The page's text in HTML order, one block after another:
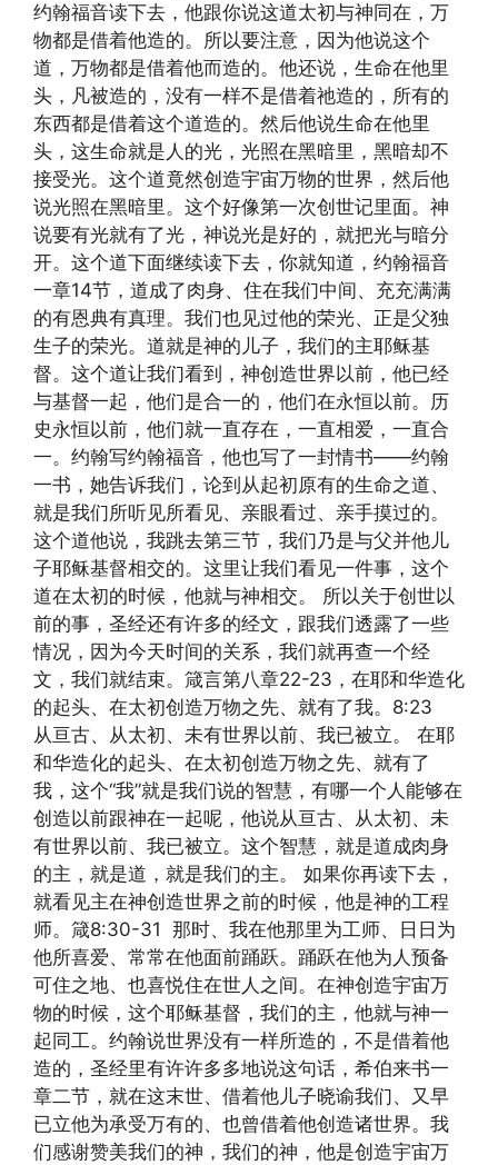
约翰福音读下去，他跟你说这道太初与神同在，万
物都是借着他造的。所以要注意，因为他说这个
道，万物都是借着他而造的。他还说，生命在他里
头，凡被造的，没有一样不是借着祂造的，所有的
东西都是借着这个道造的。然后他说生命在他里
头，这生命就是人的光，光照在黑暗里，黑暗却不
接受光。这个道竟然创造宇宙万物的世界，然后他
说光照在黑暗里。这个好像第一次创世记里面。神
说要有光就有了光，神说光是好的，就把光与暗分
开。这个道下面继续读下去，你就知道，约翰福音
一章14节，道成了肉身、住在我们中间、充充满满
的有恩典有真理。我们也见过他的荣光、正是父独
生子的荣光。道就是神的儿子，我们的主耶稣基
督。这个道让我们看到，神创造世界以前，他已经
与基督一起，他们是合一的，他们在永恒以前。历
史永恒以前，他们就一直存在，一直相爱，一直合
一。约翰写约翰福音，他也写了一封情书——约翰
一书，她告诉我们，论到从起初原有的生命之道、
就是我们所听见所看见、亲眼看过、亲手摸过的。
这个道他说，我跳去第三节，我们乃是与父并他儿
子耶稣基督相交的。这里让我们看见一件事，这个
道在太初的时候，他就与神相交。 所以关于创世以
前的事，圣经还有许多的经文，跟我们透露了一些
情况，因为今天时间的关系，我们就再查一个经
文，我们就结束。箴言第八章22-23，在耶和华造化
的起头、在太初创造万物之先、就有了我。8:23
从亘古、从太初、未有世界以前、我已被立。 在耶
和华造化的起头、在太初创造万物之先、就有了
我，这个“我”就是我们说的智慧，有哪一个人能够在
创造以前跟神在一起呢，他说从亘古、从太初、未
有世界以前、我已被立。这个智慧，就是道成肉身
的主，就是道，就是我们的主。 如果你再读下去，
就看见主在神创造世界之前的时候，他是神的工程
师。箴8:30-31 那时、我在他那里为工师、日日为
他所喜爱、常常在他面前踊跃。踊跃在他为人预备
可住之地、也喜悦住在世人之间。在神创造宇宙万
物的时候，这个耶稣基督，我们的主，他就与神一
起同工。约翰说世界没有一样所造的，不是借着他
造的，圣经里有许许多多地说这句话，希伯来书一
章二节，就在这末世、借着他儿子晓谕我们、又早
已立他为承受万有的、也曾借着他创造诸世界。我
们感谢赞美我们的神，我们的神，他是创造宇宙万